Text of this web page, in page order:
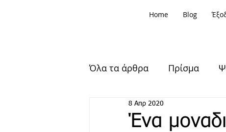
Home Blog
Όλα τα άρθρα Πρίσμα
Αρχαίος Μαραθώνας
Ένα
8 Απρ 2020